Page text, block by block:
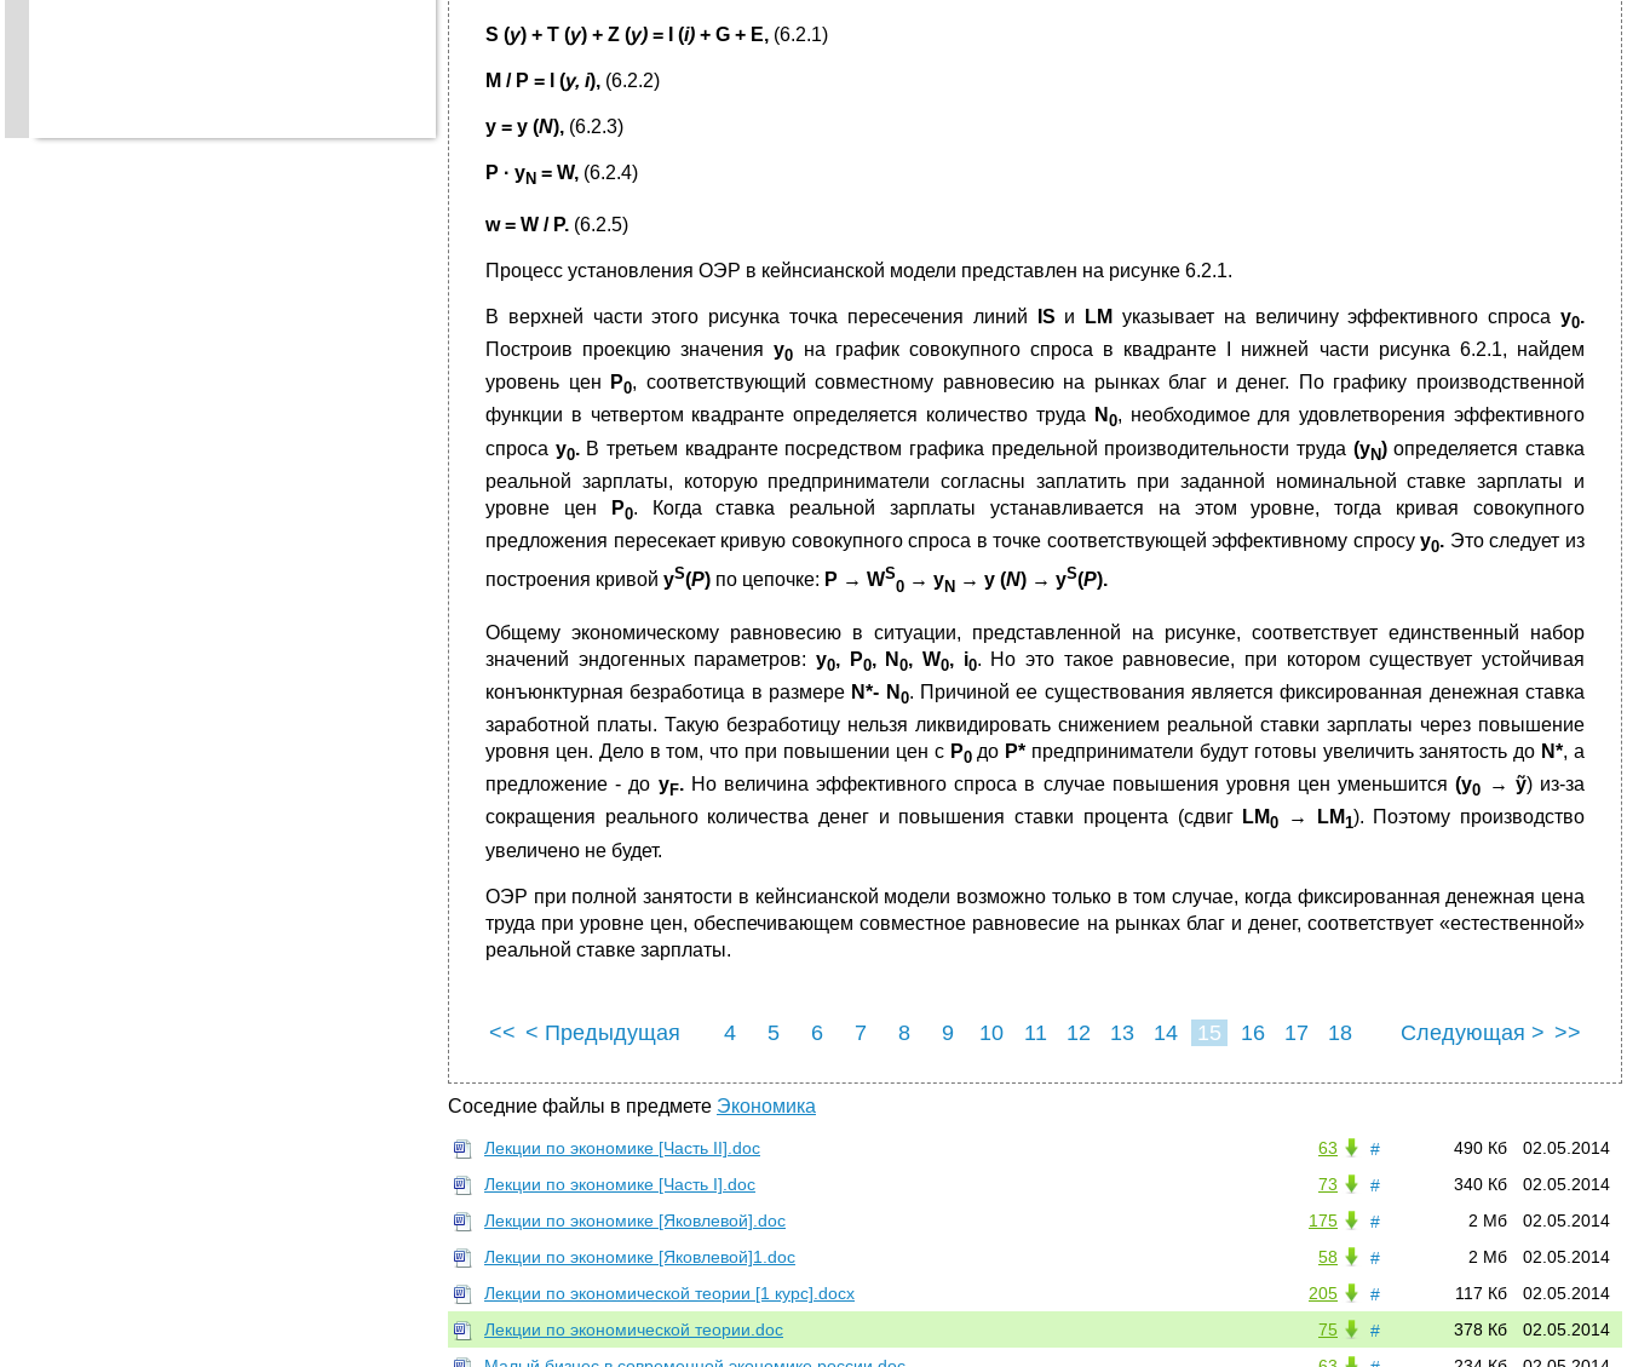
S (y) + T (y) + Z (y) = I (i) + G + E, (6.2.1)
M / P = l (y, i), (6.2.2)
y = y (N), (6.2.3)
P · yN = W, (6.2.4)
w = W / P. (6.2.5)
Процесс установления ОЭР в кейнсианской модели представлен на рисунке 6.2.1.
В верхней части этого рисунка точка пересечения линий IS и LM указывает на величину эффективного спроса y0.
Построив проекцию значенияy0 на график совокупного спроса в квадранте I нижней части рисунка 6.2.1, найдем
уровень цен
P0, соответствующий совместному равновесию на рынках благ и денег. По графику производственной
функции в четвертом квадранте определяется количество труда
N 0, необходимое для удовлетворения эффективного
спроса y0. В третьем квадранте посредством графика предельной производительности труда (yN)определяется ставка
реальной зарплаты, которую предприниматели согласны заплатить при заданной номинальной ставке зарплаты и
уровне цен
P0. Когда ставка реальной зарплаты устанавливается на этом уровне, тогда кривая совокупного
предложения пересекает кривую совокупного спроса в точке соответствующей эффективному спросуy0. Это следует из
построения кривой yS(P) по цепочке: P → WS
0 → yN → y (N) → yS(P).
Общему экономическому равновесию в ситуации, представленной на рисунке, соответствует единственный набор
значений эндогенных параметров: y0, P0, N0,W0, i0. Но это такое равновесие, при котором существует устойчивая
конъюнктурная безработица в размере N*- N 0. Причиной ее существования является фиксированная денежная ставка
заработной платы. Такую безработицу нельзя ликвидировать снижением реальной ставки зарплаты через повышение
уровня цен. Дело в том, что при повышении цен с P0до P* предприниматели будут готовы увеличить занятость до N*, а
предложение - до yF.Но величина эффективного спроса в случае повышения уровня цен уменьшится(y0 → ỹ) из-за
сокращения реального количества денег и повышения ставки процента (сдвиг LM0 → LM1). Поэтому производство
увеличено не будет.
ОЭР при полной занятости в кейнсианской модели возможно только в том случае, когда фиксированная денежная цена
труда при уровне цен, обеспечивающем совместное равновесие на рынках благ и денег, соответствует «естественной»
реальной ставке зарплаты.
<< < Предыдущая 4 5 6 7 8 9 10 11 12 13 14 15 16 17 18 Следующая > >>
Соседние файлы в предмете Экономика
# 02.05.2014
490 Кб
63
Лекции по экономике [Часть II].doc
#
02.05.2014
340 Кб
73
Лекции по экономике [Часть I].doc
#
02.05.2014
2 Мб
175
Лекции по экономике [Яковлевой].doc
#
02.05.2014
2 Мб
58
Лекции по экономике [Яковлевой]1.doc
#
02.05.2014
117 Кб
205
Лекции по экономической теории [1 курс].docx
#
02.05.2014
378 Кб
75
Лекции по экономической теории.doc